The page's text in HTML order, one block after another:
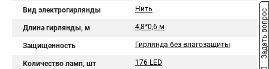
Вид электрогирлянды Нить
Длина гирлянды, м 4,8*0,6 м
Защищенность Гирлянда без влагозащиты
Количество ламп, шт 176 LED
Задать вопрос